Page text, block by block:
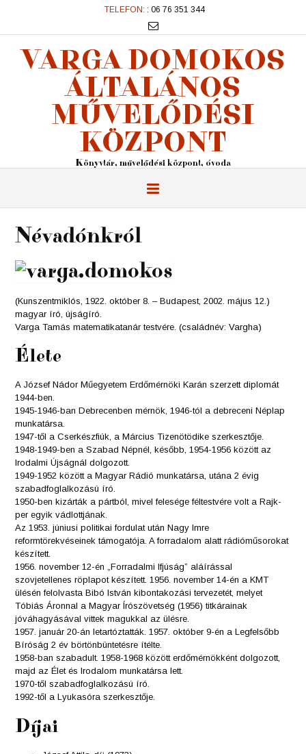
TELEFON: : 06 76 351 344
VARGA DOMOKOS
ÁLTALÁNOS
MŰVELŐDÉSI
KÖZPONT
Könyvtár, művelődési központ, óvoda
Névadónkról
(Kunszentmiklós, 1922. október 8. – Budapest, 2002. május 12.)
magyar író, újságíró.
Varga Tamás matematikatanár testvére. (családnév: Vargha)
Élete
A József Nádor Műegyetem Erdőmérnöki Karán szerzett diplomát
1944-ben.
1945-1946-ban Debrecenben mérnök, 1946-tól a debreceni Néplap
munkatársa.
1947-től a Cserkészfiúk, a Március Tizenötödike szerkesztője.
1948-1949-ben a Szabad Népnél, később, 1954-1956 között az
Irodalmi Újságnál dolgozott.
1949-1952 között a Magyar Rádió munkatársa, utána 2 évig
szabadfoglalkozású író.
1950-ben kizárták a pártból, mivel felesége féltestvére volt a Rajk-
per egyik vádlottjának.
Az 1953. júniusi politikai fordulat után Nagy Imre
reformtörekvéseinek támogatója. A forradalom alatt rádióműsorokat
készített.
1956. november 12-én „Forradalmi Ifjúság” aláírással
szovjetellenes röplapot készített. 1956. november 14-én a KMT
ülésén felolvasta Bibó István kibontakozási tervezetét, melyet
Tóbiás Áronnal a Magyar Írószövetség (1956) titkárainak
jóváhagyásával vittek magukkal az ülésre.
1957. január 20-án letartóztatták. 1957. október 9-én a Legfelsőbb
Bíróság 2 év börtönbüntetésre ítélte.
1958-ban szabadult. 1958-1968 között erdőmérnökként dolgozott,
majd az Élet és Irodalom munkatársa lett.
1970-től szabadfoglalkozású író.
1992-től a Lyukasóra szerkesztője.
Díjai